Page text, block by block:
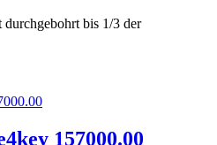
bis 1/3 der
157000.00